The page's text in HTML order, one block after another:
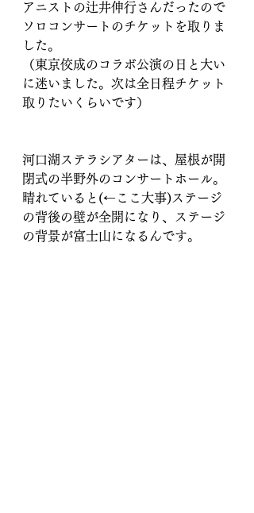
アニストの辻井伸行さんだったので
ソロコンサートのチケットを取りま
した。
（東京佼成のコラボ公演の日と大い
に迷いました。次は全日程チケット
取りたいくらいです）
河口湖ステラシアターは、屋根が開
閉式の半野外のコンサートホール。
晴れていると(←ここ大事)ステージ
の背後の壁が全開になり、ステージ
の背景が富士山になるんです。